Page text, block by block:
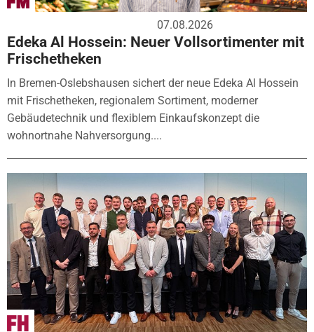
07.08.2026
Edeka Al Hossein: Neuer Vollsortimenter mit
Frischetheken
In Bremen-Oslebshausen sichert der neue Edeka Al Hossein
mit Frischetheken, regionalem Sortiment, moderner
Gebäudetechnik und flexiblem Einkaufskonzept die
wohnortnahe Nahversorgung....